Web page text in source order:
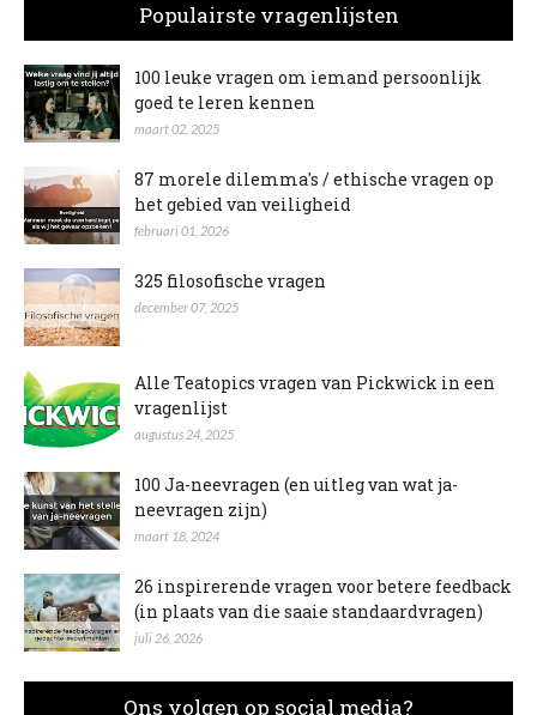
Populairste vragenlijsten
100 leuke vragen om iemand persoonlijk
goed te leren kennen
maart 02, 2025
87 morele dilemma's / ethische vragen op
het gebied van veiligheid
februari 01, 2026
325 filosofische vragen
december 07, 2025
Alle Teatopics vragen van Pickwick in een
vragenlijst
augustus 24, 2025
100 Ja-neevragen (en uitleg van wat ja-
neevragen zijn)
maart 18, 2024
26 inspirerende vragen voor betere feedback
(in plaats van die saaie standaardvragen)
juli 26, 2026
Ons volgen op social media?